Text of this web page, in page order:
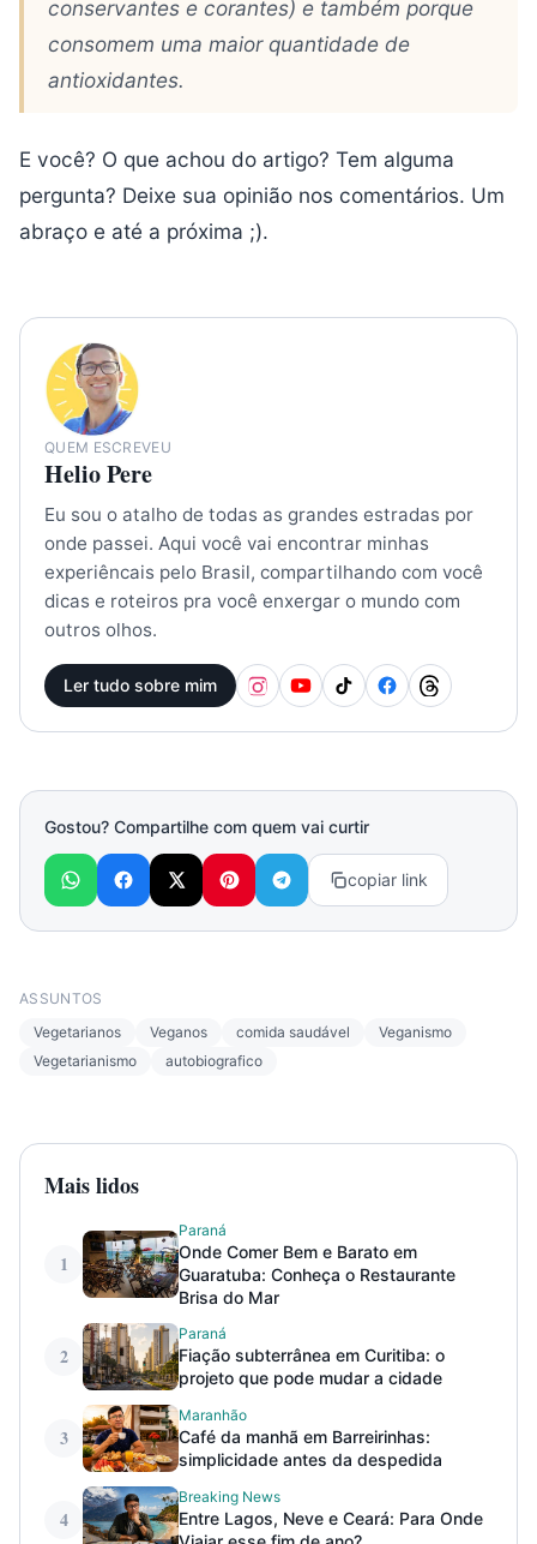
conservantes e corantes) e também porque
consomem uma maior quantidade de
antioxidantes.
E você? O que achou do artigo? Tem alguma
pergunta? Deixe sua opinião nos comentários. Um
abraço e até a próxima ;).
QUEM ESCREVEU
Helio Pere
Eu sou o atalho de todas as grandes estradas por
onde passei. Aqui você vai encontrar minhas
experiêncais pelo Brasil, compartilhando com você
dicas e roteiros pra você enxergar o mundo com
outros olhos.
Ler tudo sobre mim
Gostou? Compartilhe com quem vai curtir
copiar link
ASSUNTOS
Vegetarianos
Veganos comida saudável
Veganismo
Vegetarianismo
autobiografico
Mais lidos
1
Paraná
Onde Comer Bem e Barato em
Guaratuba: Conheça o Restaurante
Brisa do Mar
2
Paraná
Fiação subterrânea em Curitiba: o
projeto que pode mudar a cidade
3
Maranhão
Café da manhã em Barreirinhas:
simplicidade antes da despedida
4
Breaking News
Entre Lagos, Neve e Ceará: Para Onde